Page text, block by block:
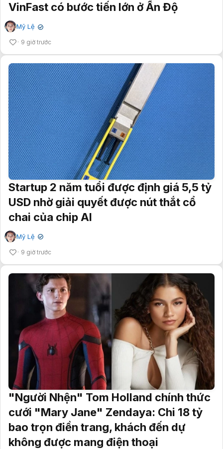
VinFast có bước tiến lớn ở Ấn Độ
Mỹ Lệ ✔
9 giờ trước
Startup 2 năm tuổi được định giá 5,5 tỷ
USD nhờ giải quyết được nút thắt cổ
chai của chip AI
Mỹ Lệ ✔
9 giờ trước
"Người Nhện" Tom Holland chính thức
cưới "Mary Jane" Zendaya: Chi 18 tỷ
bao trọn điền trang, khách đến dự
không được mang điện thoại